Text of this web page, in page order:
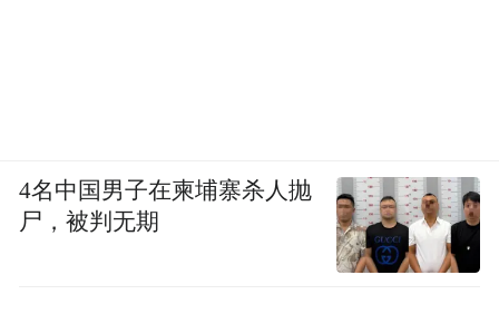
4名中国男子在柬埔寨杀人抛
尸，被判无期